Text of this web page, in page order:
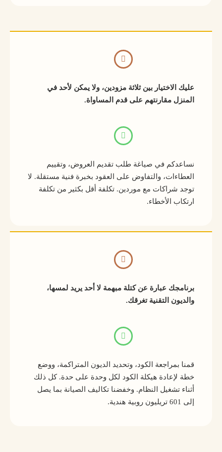
عليك الاختيار بين ثلاثة مزودين، ولا يمكن لأحد في
المنزل مقارنتهم على قدم المساواة.
نساعدكم في صياغة طلب تقديم العروض، وتقييم
العطاءات، والتفاوض على العقود بخبرة فنية مستقلة. لا
توجد شراكات مع موردين. تكلفة أقل بكثير من تكلفة
ارتكاب الأخطاء.
برنامجك عبارة عن كتلة مبهمة لا أحد يريد لمسها،
والديون التقنية تغرقك.
قمنا بمراجعة الكود، وتحديد الديون المتراكمة، ووضع
خطة لإعادة هيكلة الكود لكل وحدة على حدة. كل ذلك
أثناء تشغيل النظام. وخفضنا تكاليف الصيانة بما يصل
إلى 601 تريليون روبية هندية.